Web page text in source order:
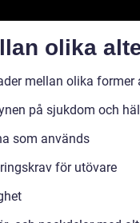
olika
mellan olika
på sjukdom och
som används
för utövare